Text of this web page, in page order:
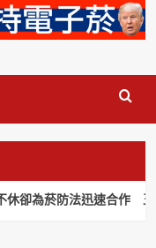
菸防法迅速合作 王郁揚:
喬爆黑幕「轉
全面禁止紙菸